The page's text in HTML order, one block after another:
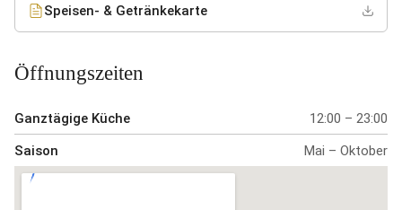
Speisen- & Getränkekarte
Öffnungszeiten
Ganztägige Küche
12:00 – 23:00
Saison
Mai – Oktober